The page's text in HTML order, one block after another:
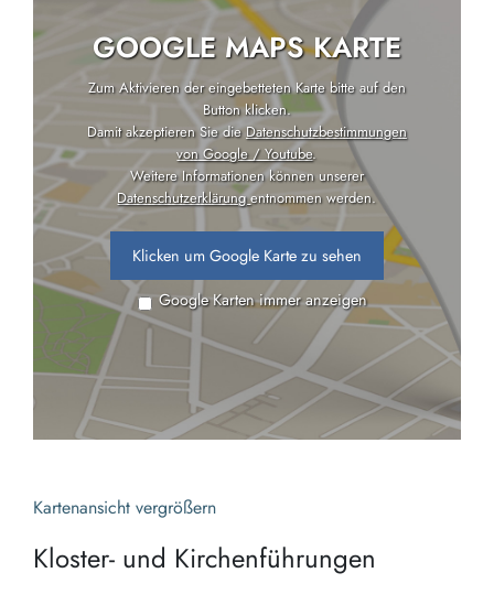
GOOGLE MAPS KARTE
Zum Aktivieren der eingebetteten Karte bitte auf den
Button klicken.
Damit akzeptieren Sie dieDatenschutzbestimmungen
von Google / Youtube.
Weitere Informationen können unserer
Datenschutzerklärungentnommen werden.
Klicken um Google Karte zu sehen
Google Karten immer anzeigen
Kartenansicht vergrößern
Kloster- und Kirchenführungen